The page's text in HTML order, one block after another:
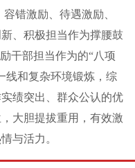
错激励、待遇激励、
、积极担当作为撑腰鼓
干部担当作为的“八项
线和复杂环境锻炼，综
绩突出、群众公认的优
大胆提拔重用，有效激
与活力。